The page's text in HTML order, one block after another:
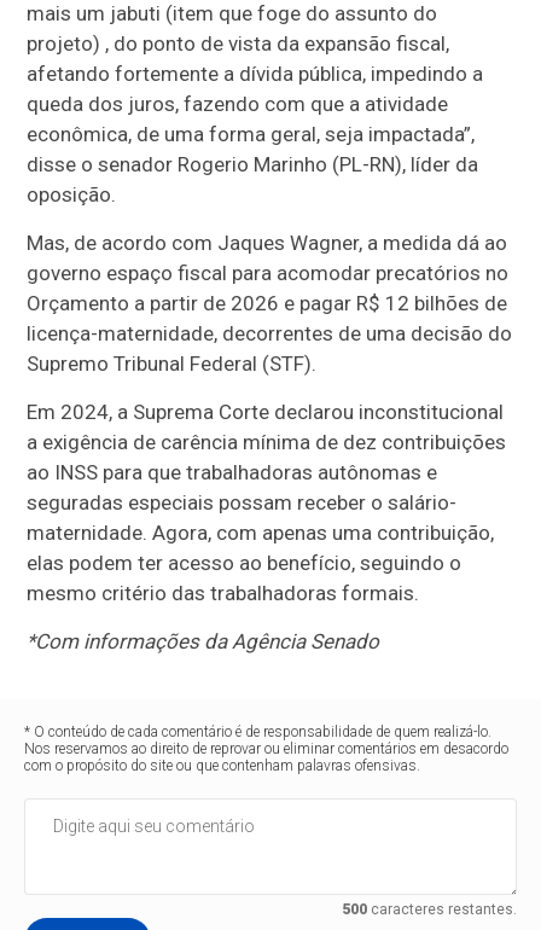
mais um jabuti (item que foge do assunto do
projeto) , do ponto de vista da expansão fiscal,
afetando fortemente a dívida pública, impedindo a
queda dos juros, fazendo com que a atividade
econômica, de uma forma geral, seja impactada”,
disse o senador Rogerio Marinho (PL-RN), líder da
oposição.
Mas, de acordo com Jaques Wagner, a medida dá ao
governo espaço fiscal para acomodar precatórios no
Orçamento a partir de 2026 e pagar R$ 12 bilhões de
licença-maternidade, decorrentes de uma decisão do
Supremo Tribunal Federal (STF).
Em 2024, a Suprema Corte declarou inconstitucional
a exigência de carência mínima de dez contribuições
ao INSS para que trabalhadoras autônomas e
seguradas especiais possam receber o salário-
maternidade. Agora, com apenas uma contribuição,
elas podem ter acesso ao benefício, seguindo o
mesmo critério das trabalhadoras formais.
*Com informações da Agência Senado
* O conteúdo de cada comentário é de responsabilidade de quem realizá-lo.
Nos reservamos ao direito de reprovar ou eliminar comentários em desacordo
com o propósito do site ou que contenham palavras ofensivas.
500caracteres restantes.